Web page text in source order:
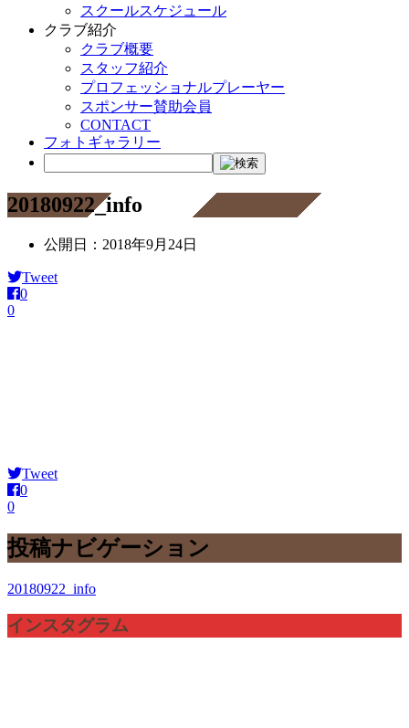
スクールスケジュール
クラブ紹介
クラブ概要
スタッフ紹介
プロフェッショナルプレーヤー
スポンサー賛助会員
CONTACT
フォトギャラリー
20180922_info
公開日： 2018年9月24日
Tweet
0
0
Tweet
0
0
投稿ナビゲーション
20180922_info
インスタグラム